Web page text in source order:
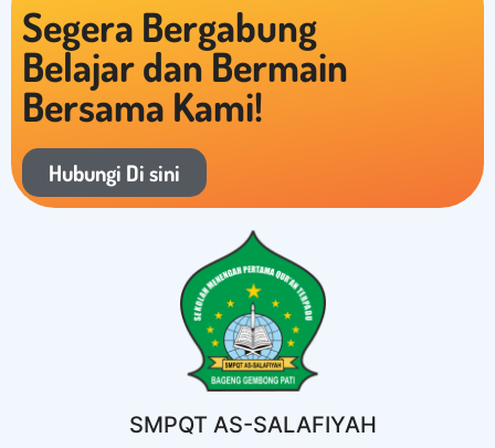
Segera Bergabung
Belajar dan Bermain
Bersama Kami!
Hubungi Di sini
SMPQT AS-SALAFIYAH